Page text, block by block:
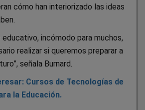
cómo han interiorizado las ideas
educativo, incómodo para muchos,
realizar si queremos preparar a
señala Burnard.
Cursos de Tecnologías de
la Educación.